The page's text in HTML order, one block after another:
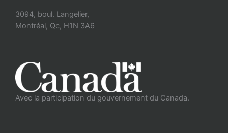
3094, boul. Langelier,
Montréal, Qc, H1N 3A6
Avec la participation du gouvernement du Canada.